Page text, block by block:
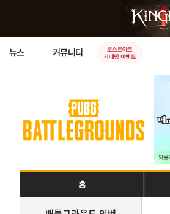
뉴스 커뮤니티
로스트아크
기대평 이벤트
홈